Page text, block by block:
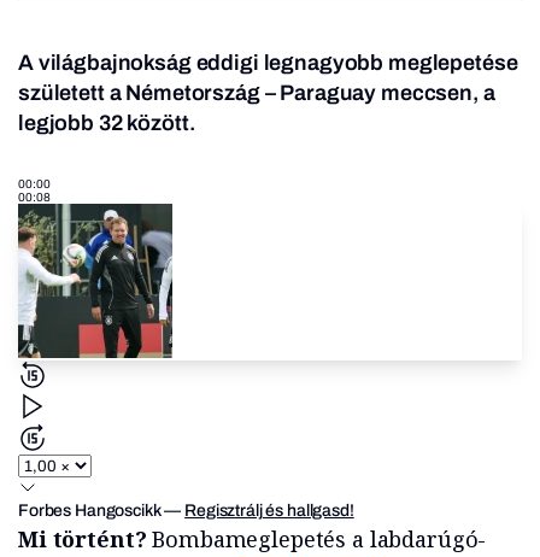
A világbajnokság eddigi legnagyobb meglepetése
született a Németország – Paraguay meccsen, a
legjobb 32 között.
00:00
00:08
Forbes Hangoscikk— Regisztrálj és hallgasd!
Mi történt? Bombameglepetés a labdarúgó-